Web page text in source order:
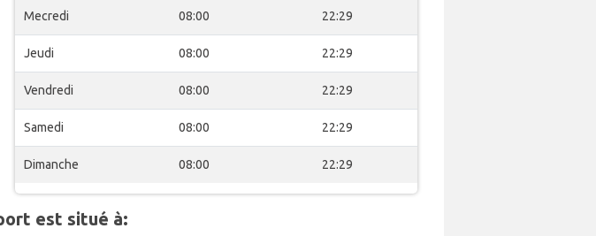
Mecredi 08:00 22:29
Jeudi 08:00 22:29
Vendredi 08:00 22:29
Samedi 08:00 22:29
Dimanche 08:00 22:29
est situé à: